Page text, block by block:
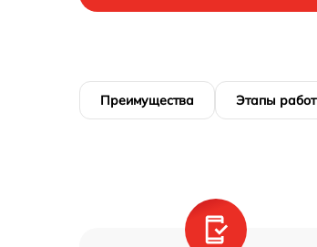
Преимущества Этапы работ